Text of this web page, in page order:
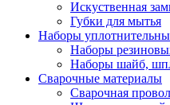
Искуственная
Губки для мытья
Наборы
Наборы
Наборы шайб,
Сварочные материалы
Сварочная